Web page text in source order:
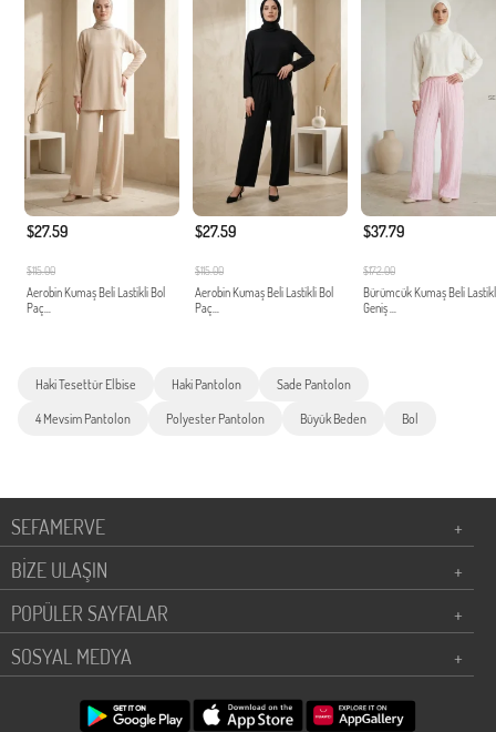
$27.59
$115.00
Aerobin Kumaş Beli Lastikli Bol
Paç...
$27.59
$115.00
Aerobin Kumaş Beli Lastikli Bol
Paç...
$37.79
$172.00
Bürümcük Kumaş Beli
Geniş ...
Haki Tesettür Elbise Haki Pantolon Sade Pantolon
4 Mevsim Pantolon Polyester Pantolon Büyük Beden Bol
SEFAMERVE
+
BİZE ULAŞIN
+
POPÜLER SAYFALAR
+
SOSYAL MEDYA
+